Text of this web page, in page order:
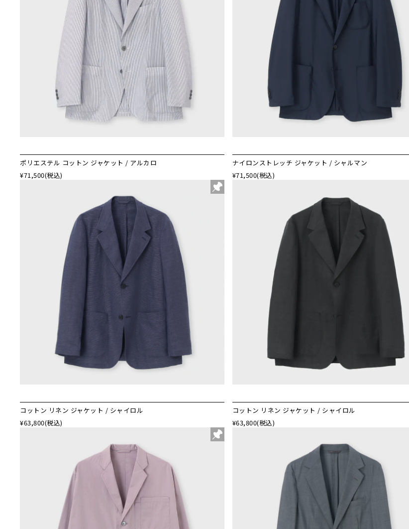
ポリエステル コットン ジャケット / アルカロ
¥71,500(税込)
ナイロンストレッチ ジャケット / シャルマン
¥71,500(税込)
コットン リネン ジャケット / シャイロル
¥63,800(税込)
コットン リネン ジャケット / シャイロル
¥63,800(税込)